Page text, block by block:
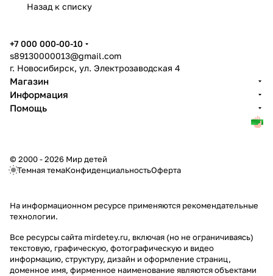
Назад к списку
+7 000 000-00-10
s89130000013@gmail.com
г. Новосибирск, ул. Электрозаводская 4
Магазин
Информация
Помощь
© 2000 - 2026 Мир детей
Темная темаКонфиденциальностьОферта
На информационном ресурсе применяются рекомендательные
технологии.
Все ресурсы сайта mirdetey.ru, включая (но не ограничиваясь)
текстовую, графическую, фотографическую и видео
информацию, структуру, дизайн и оформление страниц,
доменное имя, фирменное наименование являются объектами